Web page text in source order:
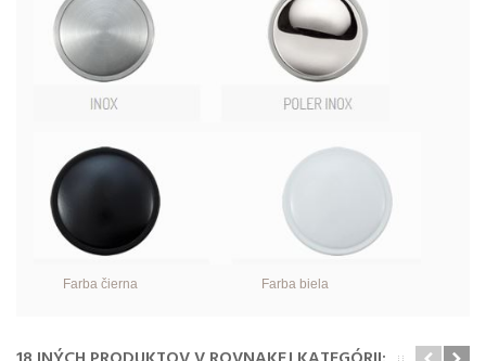
Farba čierna Farba biela